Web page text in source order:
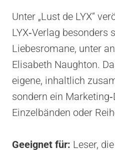
Unter „Lust de LYX“
LYX‑Verlag besonders
Liebesromane, unter
Elisabeth Naughton.
eigene, inhaltlich
sondern ein
Einzelbänden oder
Geeignet für: Leser,